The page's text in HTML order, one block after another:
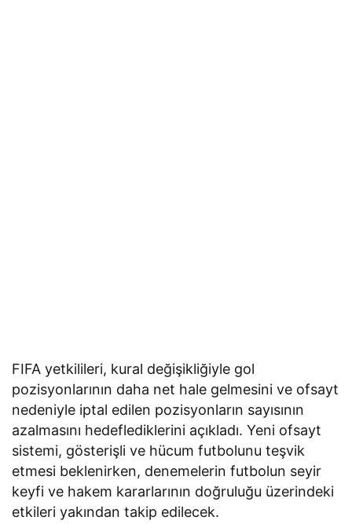
FIFA yetkilileri, kural değişikliğiyle gol
pozisyonlarının daha net hale gelmesini ve ofsayt
nedeniyle iptal edilen pozisyonların sayısının
azalmasını hedeflediklerini açıkladı. Yeni ofsayt
sistemi, gösterişli ve hücum futbolunu teşvik
etmesi beklenirken, denemelerin futbolun seyir
keyfi ve hakem kararlarının doğruluğu üzerindeki
etkileri yakından takip edilecek.